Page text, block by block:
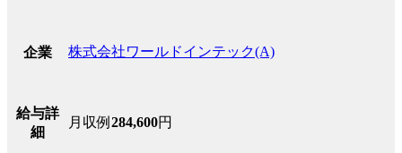
企業 株式会社ワールドインテック(A)
給与詳
細
月収例 284,600円